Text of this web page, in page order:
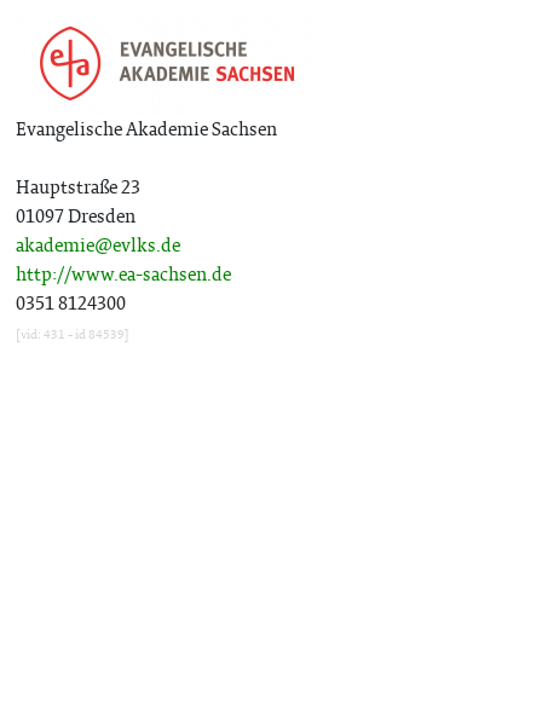
Evangelische Akademie Sachsen
Hauptstraße 23
01097 Dresden
akademie@evlks.de
http://www.ea-sachsen.de
0351 8124300
[vid: 431 - id 84539]